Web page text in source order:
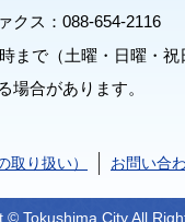
クス：088-654-2116
まで（土曜・日曜・祝
場合があります。
取り扱い） お問い合
© Tokushima City All